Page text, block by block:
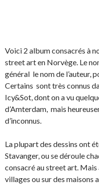
Voici 2 album consacrés à
street art en Norvège. Le
général le nom de l’auteur,
Certains sont très connus
Icy&Sot, dont on a vu
d’Amterdam, mais
d’inconnus.
La plupart des dessins ont
Stavanger, ou se déroule
consacré au street art. Mais
villages ou sur des maisons